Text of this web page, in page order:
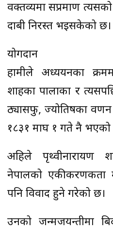
वक्तव्यमा सप्रमाण
दाबी निरस्त भइसकेको छ।
योगदान
हामीले अध्ययनका
शाहका पालाका र
ठ्यासफु, ज्योतिषका
१८३१ माघ १ गते नै
अहिले पृथ्वीनारायण
नेपालको एकीकरणकर्ता
पनि विवाद हुने गरेको छ।
उनको जन्मजयन्तीमा